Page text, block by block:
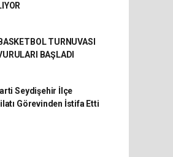
TURNUVASI
BAŞLADI
Seydişehir İlçe
Görevinden İstifa Etti